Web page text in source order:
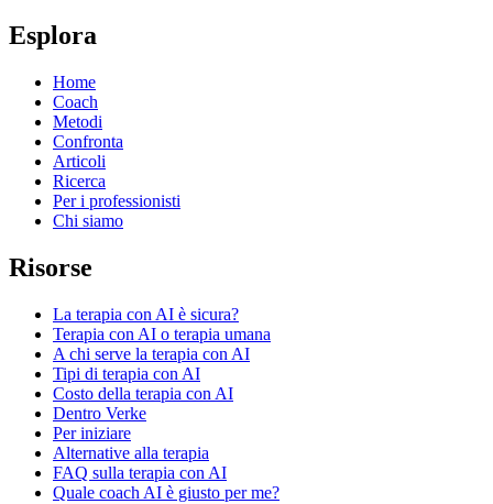
Esplora
Home
Coach
Metodi
Confronta
Articoli
Ricerca
Per i professionisti
Chi siamo
Risorse
La terapia con AI è sicura?
Terapia con AI o terapia umana
A chi serve la terapia con AI
Tipi di terapia con AI
Costo della terapia con AI
Dentro Verke
Per iniziare
Alternative alla terapia
FAQ sulla terapia con AI
Quale coach AI è giusto per me?